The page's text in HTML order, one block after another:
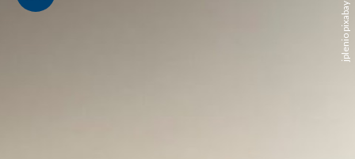
jplenio pixabay